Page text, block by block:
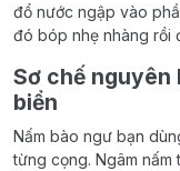
đổ nước ngập vào
đó bóp nhẹ nhàng rồi
Sơ chế nguyên
biển
Nấm bào ngư bạn
từng cọng. Ngâm nấm